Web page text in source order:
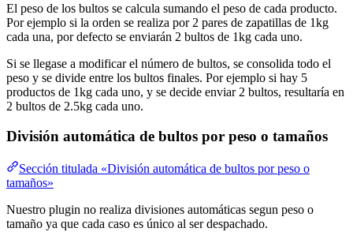
El peso de los bultos se calcula sumando el peso de cada producto.
Por ejemplo si la orden se realiza por 2 pares de zapatillas de 1kg
cada una, por defecto se enviarán 2 bultos de 1kg cada uno.
Si se llegase a modificar el número de bultos, se consolida todo el
peso y se divide entre los bultos finales. Por ejemplo si hay 5
productos de 1kg cada uno, y se decide enviar 2 bultos, resultaría en
2 bultos de 2.5kg cada uno.
División automática de bultos por peso o tamaños
Sección titulada «División automática de bultos por peso o
tamaños»
Nuestro plugin no realiza divisiones automáticas segun peso o
tamaño ya que cada caso es único al ser despachado.